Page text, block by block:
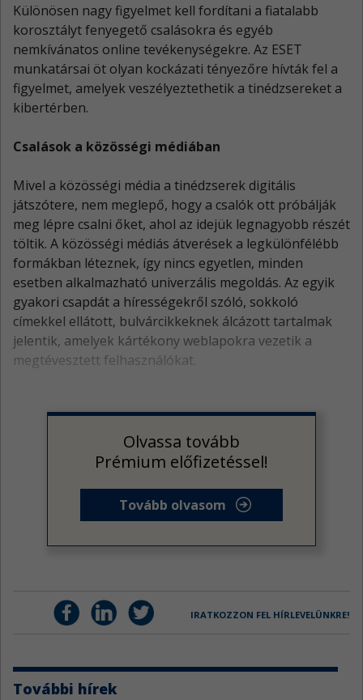
Különösen nagy figyelmet kell fordítani a fiatalabb
korosztályt fenyegető csalásokra és egyéb
nemkívánatos online tevékenységekre. Az ESET
munkatársai öt olyan kockázati tényezőre hívták fel a
figyelmet, amelyek veszélyeztethetik a tinédzsereket a
kibertérben.
Csalások a közösségi médiában
Mivel a közösségi média a tinédzserek digitális
játszótere, nem meglepő, hogy a csalók ott próbálják
meg lépre csalni őket, ahol az idejük legnagyobb részét
töltik. A közösségi médiás átverések a legkülönfélébb
formákban léteznek, így nincs egyetlen, minden
esetben alkalmazható univerzális megoldás. Az egyik
gyakori csapdát a hírességekről szóló, sokkoló
címekkel ellátott, bulvárcikkeknek álcázott tartalmak
jelentik, amelyek kártékony weblapokra vezetik a
megtévesztett felhasználókat.
Olvassa tovább
Prémium előfizetéssel!
Tovább olvasom
IRATKOZZON FEL HÍRLEVELÜNKRE!
További hírek